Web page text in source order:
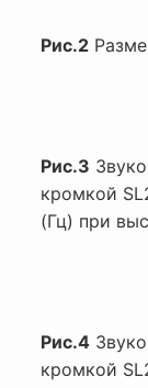
Рис.2
Рис.3
кромкой
(Гц) при
Рис.4
кромкой